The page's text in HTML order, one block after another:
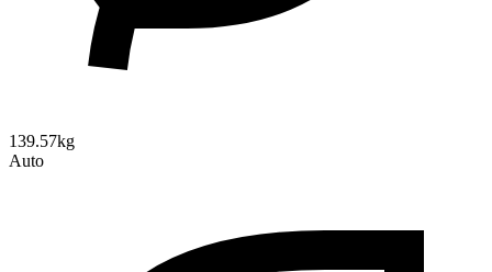
139.57kg
Auto